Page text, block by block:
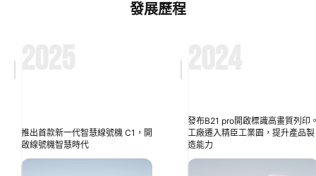
發展歷程​
推出首款新一代智慧線號機 C1，開
啟線號機智慧時代
發布B21 pro開啟標識高畫質列印
工廠遷入精臣工業園，提升產品製
造能力​